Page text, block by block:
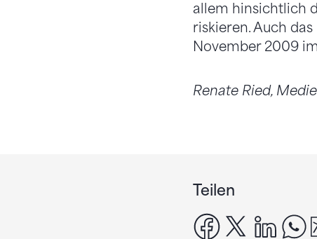
allem hinsichtlich
riskieren. Auch
November 2009
Renate Ried,
Teilen
facebook
x